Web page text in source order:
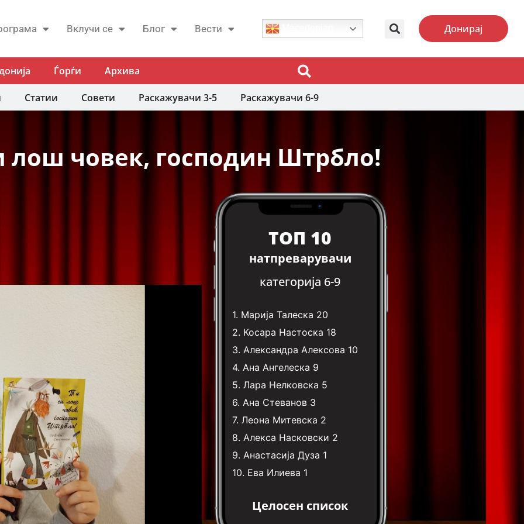
Вклучи се Блог Вести Донирај
Ѓорѓи Архива
Статии Совети Раскажувачи 3-5 Раскажувачи 6-9
лош човек, господин Штрбло!
ТОП 10
натпреварувачи
категорија 6-9
1. Марија Талеска 20
2. Косара Настоска 18
3. Александра Алексова 10
4. Ана Ангелеска 9
5. Лара Нелковска 5
6. Ана Стеванов 3
7. Леона Митевска 2
8. Алекса Насковски 2
9. Анастасија Дуза 1
10. Ева Илиева 1
Целосен список